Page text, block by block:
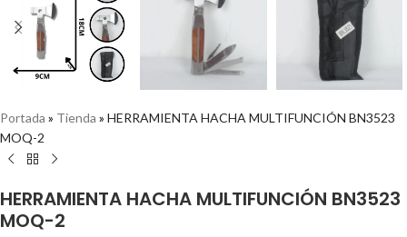
Portada » Tienda » HERRAMIENTA HACHA MULTIFUNCIÓN BN3523
MOQ-2
HERRAMIENTA HACHA MULTIFUNCIÓN BN3523
MOQ-2